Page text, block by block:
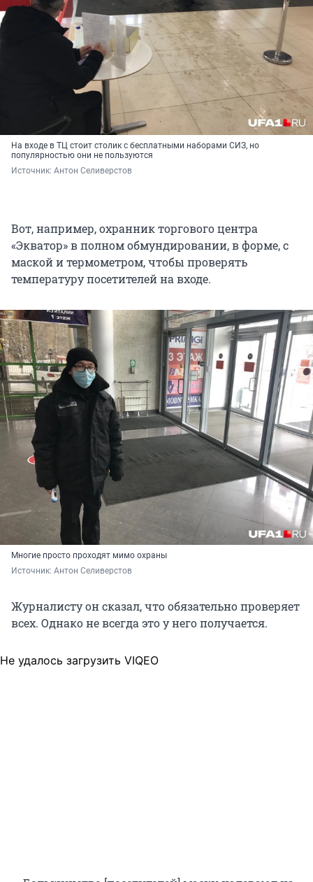
На входе в ТЦ стоит столик с бесплатными наборами СИЗ, но
популярностью они не пользуются
Источник: Антон Селиверстов
Вот, например, охранник торгового центра
«Экватор» в полном обмундировании, в форме, с
маской и термометром, чтобы проверять
температуру посетителей на входе.
Многие просто проходят мимо охраны
Источник: Антон Селиверстов
Журналисту он сказал, что обязательно проверяет
всех. Однако не всегда это у него получается.
Не удалось загрузить VIQEO